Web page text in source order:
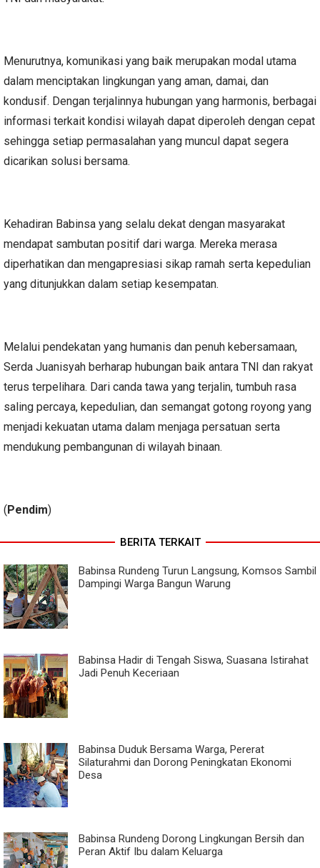
Menurutnya, komunikasi yang baik merupakan modal utama
dalam menciptakan lingkungan yang aman, damai, dan
kondusif. Dengan terjalinnya hubungan yang harmonis, berbagai
informasi terkait kondisi wilayah dapat diperoleh dengan cepat
sehingga setiap permasalahan yang muncul dapat segera
dicarikan solusi bersama.
Kehadiran Babinsa yang selalu dekat dengan masyarakat
mendapat sambutan positif dari warga. Mereka merasa
diperhatikan dan mengapresiasi sikap ramah serta kepedulian
yang ditunjukkan dalam setiap kesempatan.
Melalui pendekatan yang humanis dan penuh kebersamaan,
Serda Juanisyah berharap hubungan baik antara TNI dan rakyat
terus terpelihara. Dari canda tawa yang terjalin, tumbuh rasa
saling percaya, kepedulian, dan semangat gotong royong yang
menjadi kekuatan utama dalam menjaga persatuan serta
mendukung pembangunan di wilayah binaan.
(Pendim)
BERITA TERKAIT
Babinsa Rundeng Turun Langsung, Komsos Sambil
Dampingi Warga Bangun Warung
Babinsa Hadir di Tengah Siswa, Suasana Istirahat
Jadi Penuh Keceriaan
Babinsa Duduk Bersama Warga, Pererat
Silaturahmi dan Dorong Peningkatan Ekonomi
Desa
Babinsa Rundeng Dorong Lingkungan Bersih dan
Peran Aktif Ibu dalam Keluarga